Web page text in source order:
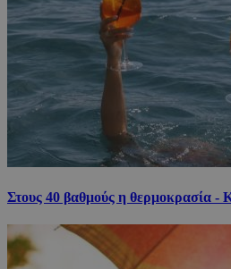
Στους 40 βαθμούς η θερμοκρασία -